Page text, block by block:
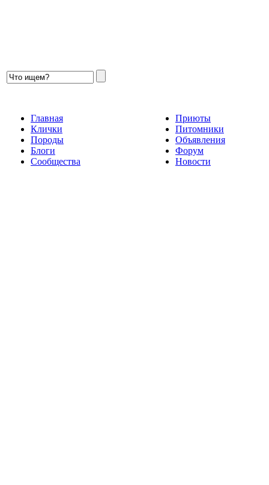
Главная
Клички
Породы
Блоги
Сообщества
Приюты
Питомники
Объявления
Форум
Новости